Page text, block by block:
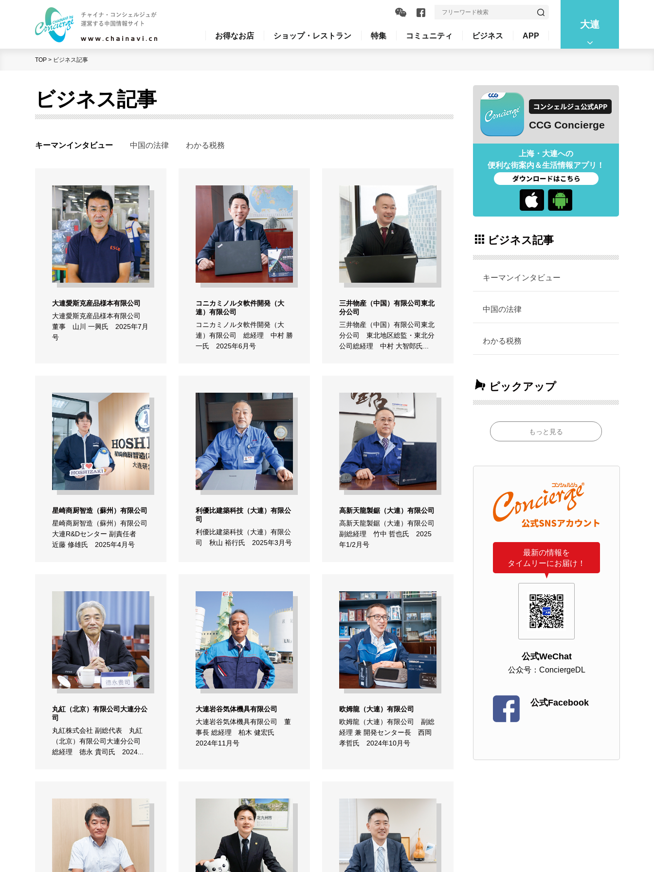
大連
お得なお店 ショップ・レストラン 特集 コミュニティ ビジネス APP
TOP > ビジネス記事
ビジネス記事
キーマンインタビュー 中国の法律 わかる税務
大連愛斯克産品様本有限公司
大連愛斯克産品様本有限公司
董事 山川 一興氏 2025年7月
号
コニカミノルタ軟件開発（大
連）有限公司
コニカミノルタ軟件開発（大
連）有限公司 総経理 中村 勝
一氏 2025年6月号
三井物産（中国）有限公司東北
分公司
三井物産（中国）有限公司東北
分公司 東北地区総監・東北分
公司総経理 中村 大智郎氏...
星崎商厨智造（蘇州）有限公司
星崎商厨智造（蘇州）有限公司
大連R&Dセンター 副責任者
近藤 修雄氏 2025年4月号
利優比建築科技（大連）有限公
司
利優比建築科技（大連）有限公
司 秋山 裕行氏 2025年3月号
高新天龍製鋸（大連）有限公司
高新天龍製鋸（大連）有限公司
副総経理 竹中 哲也氏 2025
年1/2月号
丸紅（北京）有限公司大連分公
司
丸紅株式会社 副総代表 丸紅
（北京）有限公司大連分公司
総経理 徳永 貴司氏 2024...
大連岩谷気体機具有限公司
大連岩谷気体機具有限公司 董
事長 総経理 柏木 健宏氏
2024年11月号
欧姆龍（大連）有限公司
欧姆龍（大連）有限公司 副総
経理 兼 開発センター長 西岡
孝哲氏 2024年10月号
CCG Concierge
上海・大連への
便利な街案内＆生活情報アプリ！
ビジネス記事
キーマンインタビュー
中国の法律
わかる税務
ピックアップ
もっと見る
最新の情報を
タイムリーにお届け！
公式WeChat
公众号：ConciergeDL
公式Facebook